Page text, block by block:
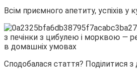
Всім приємного апетиту, успіхів у
Сподобалася стаття? Поділитися з